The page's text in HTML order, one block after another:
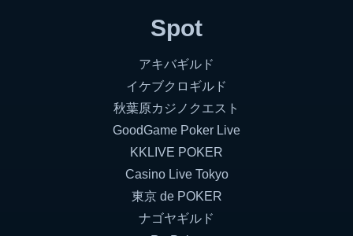
Spot
アキバギルド
イケブクロギルド
秋葉原カジノクエスト
GoodGame Poker Live
KKLIVE POKER
Casino Live Tokyo
東京 de POKER
ナゴヤギルド